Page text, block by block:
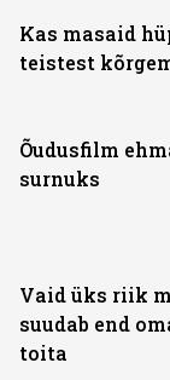
Kas masaid
teistest
Õudusfilm
surnuks
Vaid üks riik
suudab end
toita